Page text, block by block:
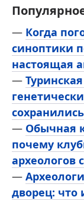
— Когда
синоптики
настоящая
—
— Обычная
почему
археологов
—
дворец: что